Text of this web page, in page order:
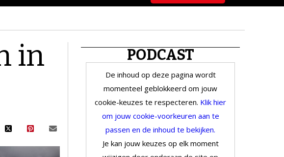
in PODCAST
De inhoud op deze pagina wordt
momenteel geblokkeerd om jouw
cookie-keuzes te respecteren. Klik hier
om jouw cookie-voorkeuren aan te
passen en de inhoud te bekijken.
Je kan jouw keuzes op elk moment